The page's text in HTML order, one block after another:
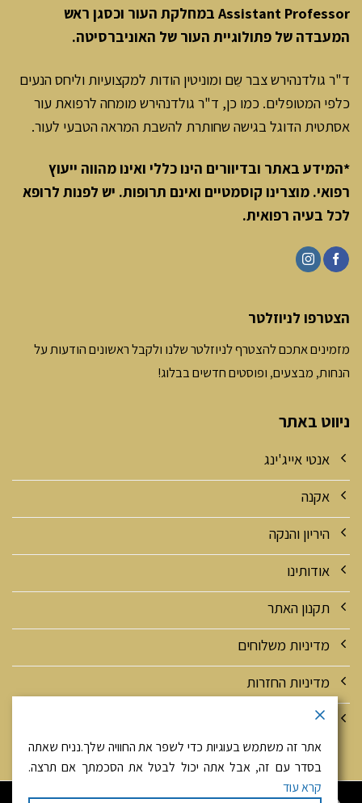
Assistant Professor במחלקת העור וכסגן ראש
המעבדה של פתולוגיית העור של האוניברסיטה.
ד"ר גולדנהירש צבר שֵם ומוניטין הודות למקצועיות וליחס הנעים
כלפי המטופלים. כמו כן, ד"ר גולדנהירש מומחה לרפואת עור
אסתטית הדוגל בגישה שחותרת להשבת המראה הטבעי לעור.
*המידע באתר ובדיוורים הינו כללי ואינו מהווה ייעוץ
רפואי. מוצרינו קוסמטיים ואינם תרופות. יש לפנות לרופא
לכל בעיה רפואית.
ניווט באתר
אנטי אייג'ינג
אקנה
היריון והנקה
אודותינו
תקנון האתר
מדיניות משלוחים
מדיניות החזרות
מדיניות אבטחה ופרטיות
הצטרפו לניוזלטר
מזמינים אתכם להצטרף לניוזלטר שלנו ולקבל ראשונים הודעות על
הנחות, מבצעים, ופוסטים חדשים בבלוג!
אתר זה משתמש בעוגיות כדי לשפר את החוויה שלך.נניח שאתה
בסדר עם זה, אבל אתה יכול לבטל את הסכמתך אם תרצה.
קרא עודהיי! זאת יפה מגולדנהירש